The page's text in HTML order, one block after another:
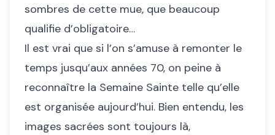
sombres de cette mue, que beaucoup
qualifie d’obligatoire…
Il est vrai que si l’on s’amuse à remonter le
temps jusqu’aux années 70, on peine à
reconnaître la Semaine Sainte telle qu’elle
est organisée aujourd’hui. Bien entendu, les
images sacrées sont toujours là,